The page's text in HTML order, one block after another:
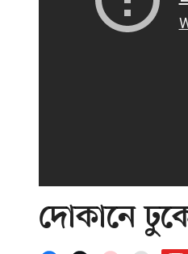
দোকানে